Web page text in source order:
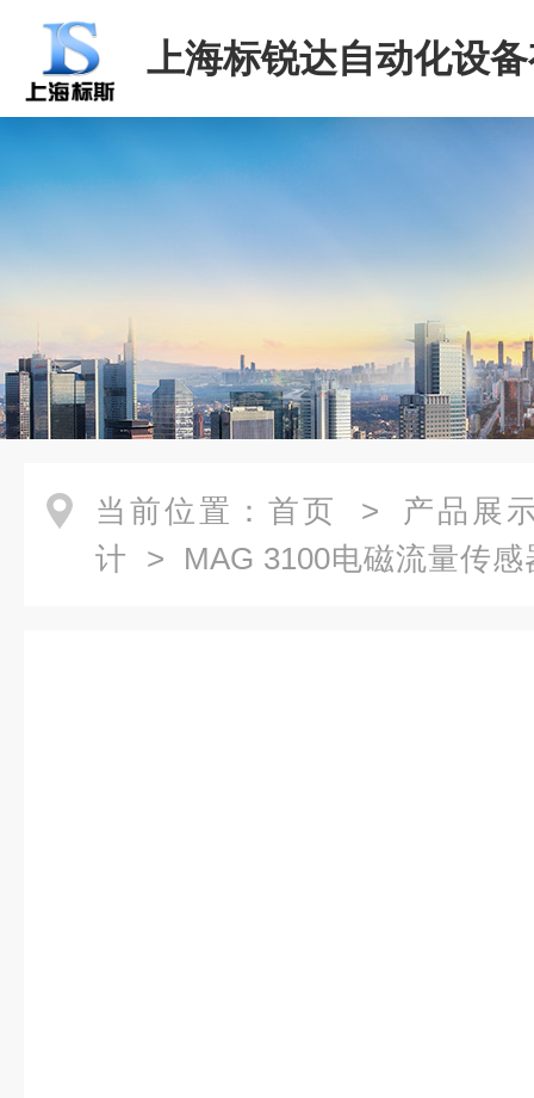
上海标锐达自动化设
司
当前位置： 首页 > 产品展
计 > MAG 3100电磁流量传感